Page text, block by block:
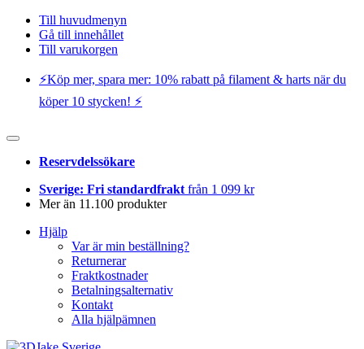
Till huvudmenyn
Gå till innehållet
Till varukorgen
⚡️Köp mer, spara mer: 10% rabatt på filament & harts när du
köper 10 stycken! ⚡️
Reservdelssökare
Sverige: Fri standardfrakt från 1 099 kr
Mer än 11.100 produkter
Hjälp
Var är min beställning?
Returnerar
Fraktkostnader
Betalningsalternativ
Kontakt
Alla hjälpämnen